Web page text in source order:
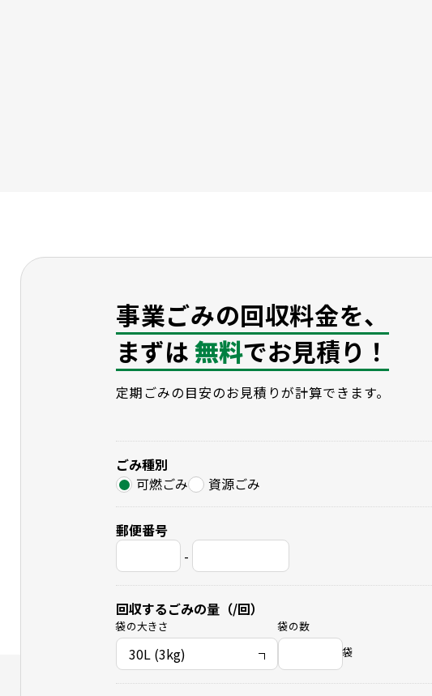
事業ごみの回収料金を、
まずは無料でお見積り！
定期ごみの目安のお見積りが計算できます。
ごみ種別
可燃ごみ
資源ごみ
郵便番号
-
回収するごみの量（/回）
袋の大きさ
袋の数
袋